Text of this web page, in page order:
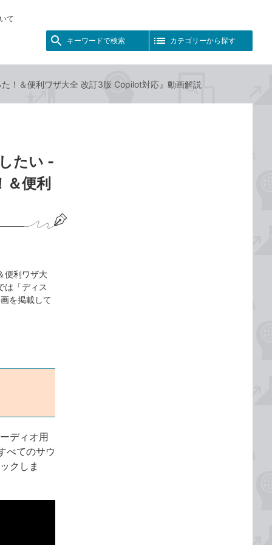
て
キーワードで検索 カテゴリーから探す
！＆便利ワザ大全 改訂3版 Copilot対応』動画解説
たい -
便利
便利ワザ大
は「ディス
を掲載して
ディオ用
べてのサウ
クしま